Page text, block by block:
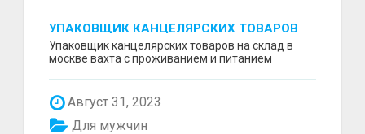
УПАКОВЩИК КАНЦЕЛЯРСКИХ ТОВАРОВ
НА СКЛАД
Упаковщик канцелярских товаров на склад в
москве вахта с проживанием и питанием
Август 31, 2023
Для мужчин